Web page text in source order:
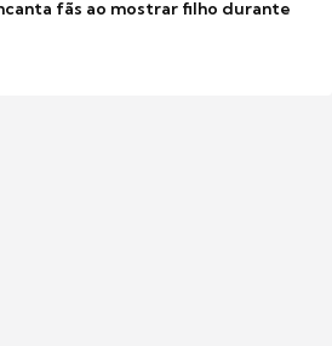
fãs ao mostrar filho durante